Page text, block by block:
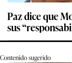
Paz dice que
sus
Contenido sugerido